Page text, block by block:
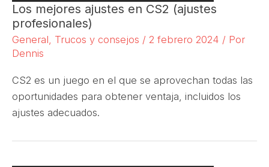
Los mejores ajustes en CS2 (ajustes
profesionales)
General, Trucos y consejos / 2 febrero 2024 / Por
Dennis
CS2 es un juego en el que se aprovechan todas las
oportunidades para obtener ventaja, incluidos los
ajustes adecuados.